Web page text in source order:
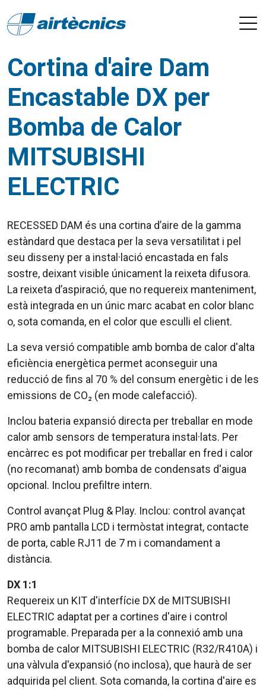
Cortina d'aire Dam
Encastable DX per
Bomba de Calor
MITSUBISHI
ELECTRIC
RECESSED DAM és una cortina d’aire de la gamma
estàndard que destaca per la seva versatilitat i pel
seu disseny per a instal·lació encastada en fals
sostre, deixant visible únicament la reixeta difusora.
La reixeta d’aspiració, que no requereix manteniment,
està integrada en un únic marc acabat en color blanc
o, sota comanda, en el color que esculli el client.
La seva versió compatible amb bomba de calor d'alta
eficiència energètica permet aconseguir una
reducció de fins al 70 % del consum energètic i de les
emissions de CO₂ (en mode calefacció).
Inclou bateria expansió directa per treballar en mode
calor amb sensors de temperatura instal·lats. Per
encàrrec es pot modificar per treballar en fred i calor
(no recomanat) amb bomba de condensats d'aigua
opcional. Inclou prefiltre intern.
Control avançat Plug & Play. Inclou: control avançat
PRO amb pantalla LCD i termòstat integrat, contacte
de porta, cable RJ11 de 7 m i comandament a
distància.
DX 1:1
Requereix un KIT d'interfície DX de MITSUBISHI
ELECTRIC adaptat per a cortines d'aire i control
programable. Preparada per a la connexió amb una
bomba de calor MITSUBISHI ELECTRIC (R32/R410A) i
una vàlvula d'expansió (no inclosa), que haurà de ser
adquirida pel client. Sota comanda, la cortina d'aire es